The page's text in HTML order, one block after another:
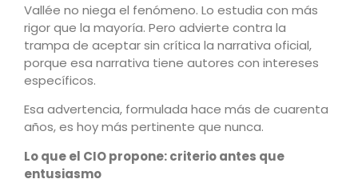
Vallée no niega el fenómeno. Lo estudia con más
rigor que la mayoría. Pero advierte contra la
trampa de aceptar sin crítica la narrativa oficial,
porque esa narrativa tiene autores con intereses
específicos.
Esa advertencia, formulada hace más de cuarenta
años, es hoy más pertinente que nunca.
Lo que el CIO propone: criterio antes que
entusiasmo